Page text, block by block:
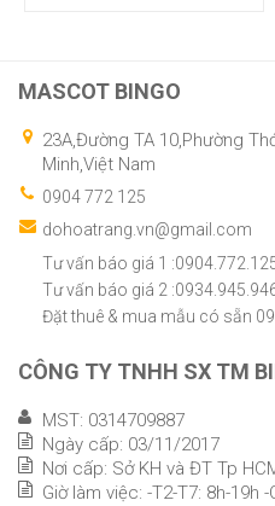
MASCOT BINGO
23A,Đường TA 10,Phường
Minh,Việt Nam
0904 772 125
dohoatrang.vn@gmail.com
Tư vấn báo giá 1
Tư vấn báo giá 2
Đặt thuê & mua mẫu có sẵn
CÔNG TY TNHH SX TM
MST: 0314709887
Ngày cấp: 03/11/2017
Nơi cấp: Sở KH và ĐT Tp
Giờ làm việc: -T2-T7: 8h-19h